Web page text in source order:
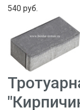
540 руб.